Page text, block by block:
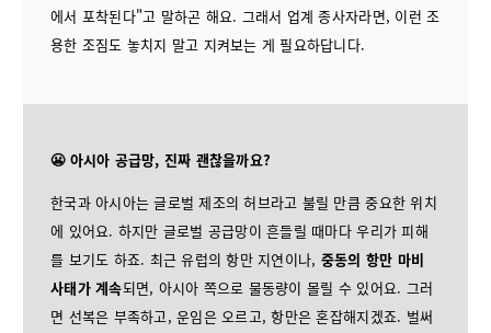
에서 포착된다"고 말하곤 해요. 그래서 업계 종사자라면, 이런 조
용한 조짐도 놓치지 말고 지켜보는 게 필요하답니다.
😬 아시아 공급망, 진짜 괜찮을까요?
한국과 아시아는 글로벌 제조의 허브라고 불릴 만큼 중요한 위치
에 있어요. 하지만 글로벌 공급망이 흔들릴 때마다 우리가 피해
를 보기도 하죠. 최근 유럽의 항만 지연이나, 중동의 항만 마비
사태가 계속되면, 아시아 쪽으로 물동량이 몰릴 수 있어요. 그러
면 선복은 부족하고, 운임은 오르고, 항만은 혼잡해지겠죠. 벌써